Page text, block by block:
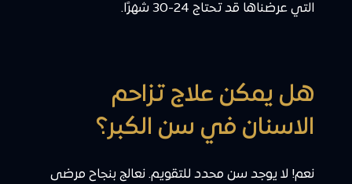
التي عرضناها قد تحتاج 24-30 شهرًا.
هل يمكن علاج تزاحم
الاسنان في سن الكبر؟
نعم! لا يوجد سن محدد للتقويم. نعالج بنجاح مرضى